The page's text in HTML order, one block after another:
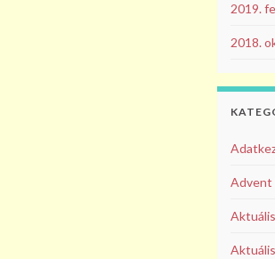
2019.
2018.
Advent